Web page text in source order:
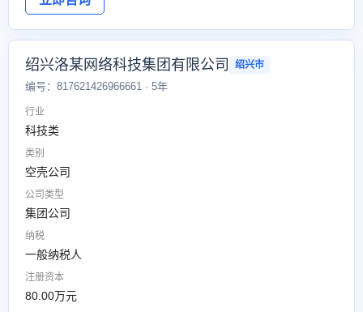
绍兴洛某网络科技集团有限公司 绍兴市
编号：817621426966661 · 5年
行业
科技类
类别
空壳公司
公司类型
集团公司
纳税
一般纳税人
注册资本
80.00万元